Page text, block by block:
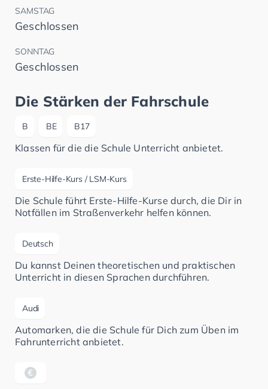
SAMSTAG
Geschlossen
SONNTAG
Geschlossen
Die Stärken der Fahrschule
B BE B17
Klassen für die die Schule Unterricht anbietet.
Erste-Hilfe-Kurs / LSM-Kurs
Die Schule führt Erste-Hilfe-Kurse durch, die Dir in
Notfällen im Straßenverkehr helfen können.
Deutsch
Du kannst Deinen theoretischen und praktischen
Unterricht in diesen Sprachen durchführen.
Audi
Automarken, die die Schule für Dich zum Üben im
Fahrunterricht anbietet.